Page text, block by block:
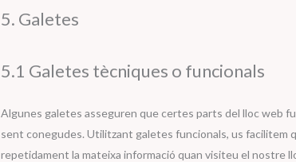
5. Galetes
5.1 Galetes tècniques o funcionals
Algunes galetes asseguren que certes parts del lloc web
sent conegudes. Utilitzant galetes funcionals, us facilitem
repetidament la mateixa informació quan visiteu el nostre